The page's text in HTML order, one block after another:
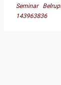
Seminar
143963836